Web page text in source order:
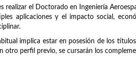
realizar el Doctorado en Ingeniería
aplicaciones y el impacto social,
implica estar en posesión de los
otro perfil previo, se cursarán los